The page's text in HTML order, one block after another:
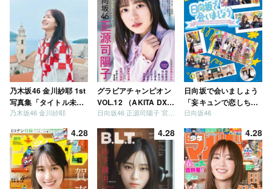
乃木坂46 金川紗耶 1st
写真集「タイトル未
定」
乃木坂46 金川紗耶
グラビアチャンピオン
VOL.12 （AKITA DXシ
リーズ）
日向坂46 正源司陽子 宮地すみれ
日向坂で会いましょう
「妄キュンで恋しちゃ
いましょう」「どっち
う」「ご褒美でロケし
ましょう」「フレンド
リーになりましょう」
「笑って卒業を祝いま
しょう」 [Blu-ray]
日向坂46
4.28 4.28 4.28